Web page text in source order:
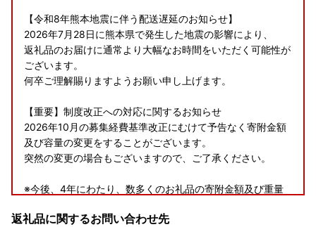
【令和8年熊本地震に伴う配送遅延のお知らせ】
2026年7月28日に熊本県で発生した地震の影響により、
返礼品のお届けに通常より大幅なお時間をいただく可能性が
ございます。
何卒ご理解賜りますようお願い申し上げます。
【重要】制度改正への対応に関するお知らせ
2026年10月の募集経費基準改正にむけて予告なく寄附金額
及び容量の変更をすることがございます。
突然の変更の場合もございますので、ご了承ください。
※今後、4年にわたり、数多くのお礼品の寄附金額及び重量
スタッフに限りがあることから、あらかじめ変更内容をお
返礼品に関するお問い合わせ先